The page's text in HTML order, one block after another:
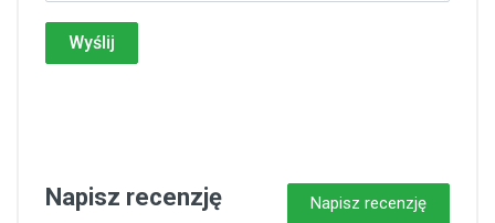
Wyślij
Napisz recenzję Napisz recenzję